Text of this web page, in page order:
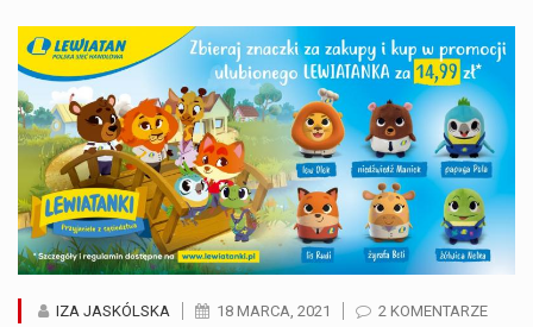
Czym były starożytne igrzyska olimpijskie w Grecji? Starożytne igrzyska olimpijskie odgrywały kluczową rolę w dziejach Grecji. Co cztery lata, w pięknej Olimpii, odbywały się te…
Co to jest globalne ocieplenie? Globalne ocieplenie to proces, który trwa od dłuższego czasu i prowadzi do podnoszenia się średnich temperatur zarówno na naszej planecie,…
Co to jest NATO? NATO, czyli Organizacja Traktatu Północnoatlantyckiego, to międzynarodowy sojusz wojskowy, który powstał 4 kwietnia 1949 roku. Jego głównym celem jest zapewnienie wolności…
Estetyka i styl: Elegancja vs Minimalizm Główną różnicą, którą widać na pierwszy rzut oka, jest sposób pracy materiału. Rolety rzymskie to produkt typu "2 w 1"…
IZA JASKÓLSKA 18 MARCA, 2021 2 KOMENTARZE